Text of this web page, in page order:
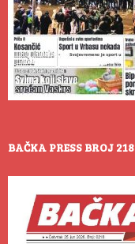
BAČKA PRESS BROJ 218